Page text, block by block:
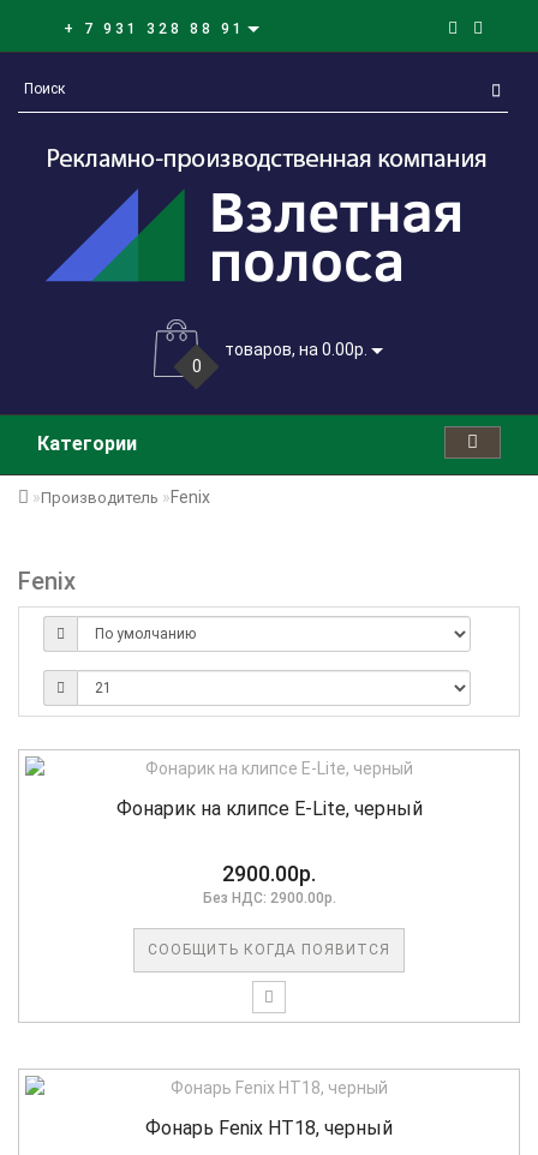
+ 7 931 328 88 91
0
товаров, на 0.00р.
Категории
Производитель Fenix
Fenix
Фонарик на клипсе E-Lite, черный
2900.00р.
Без НДС: 2900.00р.
СООБЩИТЬ КОГДА ПОЯВИТСЯ
Фонарь Fenix HT18, черный